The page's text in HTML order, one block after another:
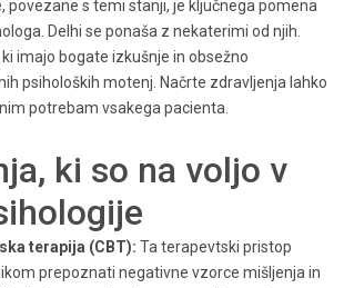
povezane s temi stanji, je ključnega pomena
Delhi se ponaša z nekaterimi od njih.
ki imajo bogate izkušnje in obsežno
psiholoških motenj. Načrte zdravljenja lahko
potrebam vsakega pacienta.
ki so na voljo v
terapija (CBT): Ta terapevtski pristop
prepoznati negativne vzorce mišljenja in